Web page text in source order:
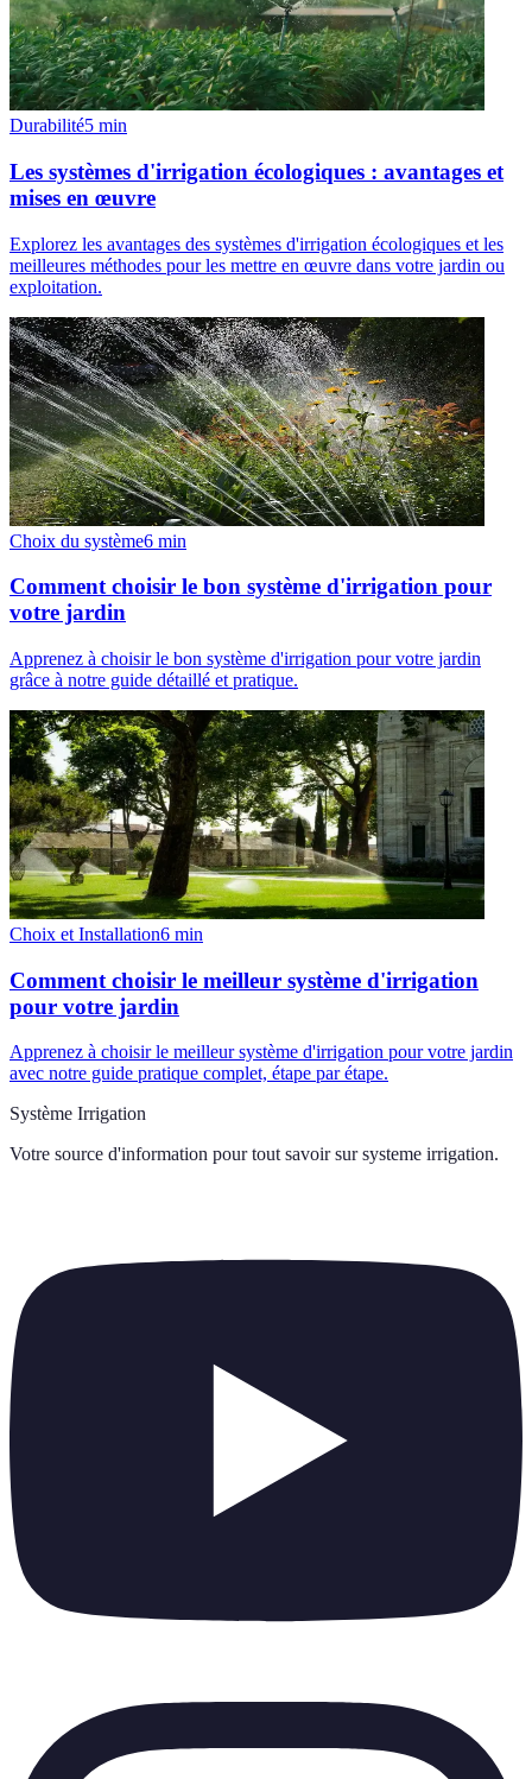
Durabilité5 min
Les systèmes d'irrigation écologiques : avantages et
mises en œuvre
Explorez les avantages des systèmes d'irrigation écologiques et les
meilleures méthodes pour les mettre en œuvre dans votre jardin ou
exploitation.
Choix du système6 min
Comment choisir le bon système d'irrigation pour
votre jardin
Apprenez à choisir le bon système d'irrigation pour votre jardin
grâce à notre guide détaillé et pratique.
Choix et Installation6 min
Comment choisir le meilleur système d'irrigation
pour votre jardin
Apprenez à choisir le meilleur système d'irrigation pour votre jardin
avec notre guide pratique complet, étape par étape.
Système Irrigation
Votre source d'information pour tout savoir sur systeme irrigation.